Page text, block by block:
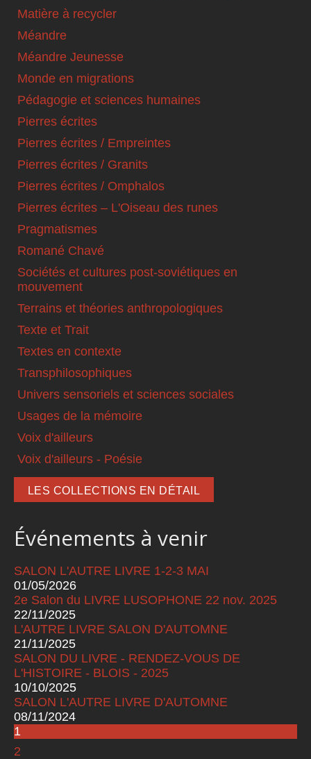
Matière à recycler
Méandre
Méandre Jeunesse
Monde en migrations
Pédagogie et sciences humaines
Pierres écrites
Pierres écrites / Empreintes
Pierres écrites / Granits
Pierres écrites / Omphalos
Pierres écrites – L'Oiseau des runes
Pragmatismes
Romané Chavé
Sociétés et cultures post-soviétiques en
mouvement
Terrains et théories anthropologiques
Texte et Trait
Textes en contexte
Transphilosophiques
Univers sensoriels et sciences sociales
Usages de la mémoire
Voix d'ailleurs
Voix d'ailleurs - Poésie
LES COLLECTIONS EN DÉTAIL
Événements à venir
SALON L'AUTRE LIVRE 1-2-3 MAI
01/05/2026
2e Salon du LIVRE LUSOPHONE 22 nov. 2025
22/11/2025
L'AUTRE LIVRE SALON D'AUTOMNE
21/11/2025
SALON DU LIVRE - RENDEZ-VOUS DE
L'HISTOIRE - BLOIS - 2025
10/10/2025
SALON L'AUTRE LIVRE D'AUTOMNE
08/11/2024
Pages
1
2